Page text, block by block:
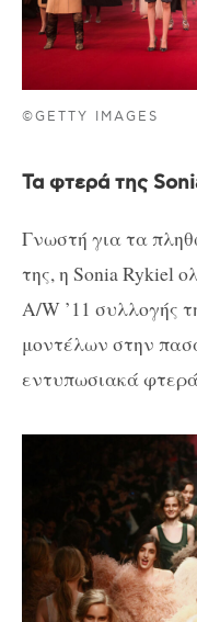
©GETTY IMAGES
Τα φτερά της
Γνωστή για τα
της, η Sonia Rykiel
A/W ’11 συλλογής
μοντέλων στην
εντυπωσιακά